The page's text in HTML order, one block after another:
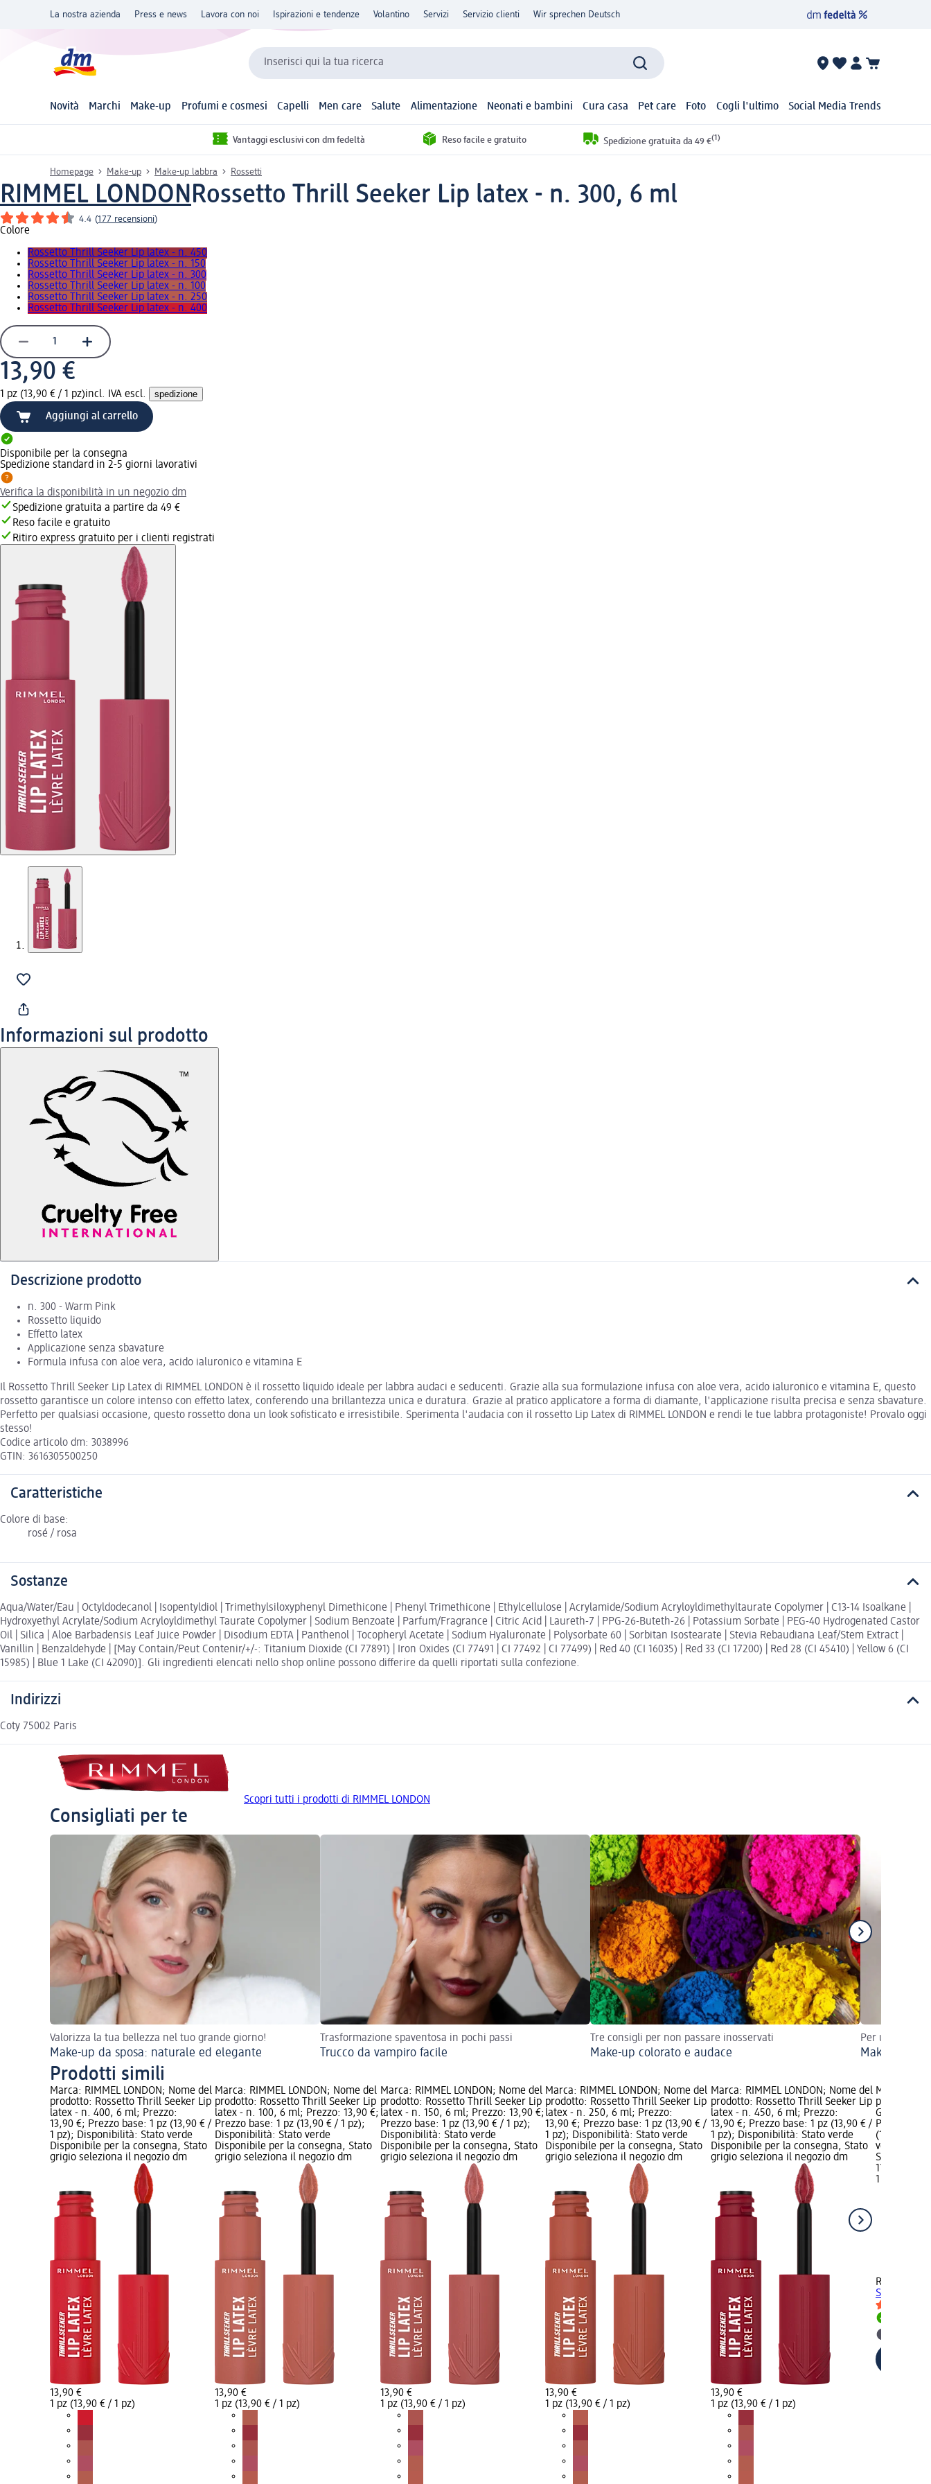
La nostra azienda Press e news Lavora con noi Ispirazioni e tendenze Volantino Servizi Servizio clienti Wir sprechen Deutsch
Inserisci qui la tua ricerca
Novità Marchi Make-up Profumi e cosmesi Capelli Men care Salute Alimentazione Neonati e bambini Cura casa Pet care Foto Cogli l'ultimo Social Media Trends
Vantaggi esclusivi con dm fedeltà Reso facile e gratuito Spedizione gratuita da 49 €(1)
Homepage Make-up Make-up labbra Rossetti
RIMMEL LONDONRossetto Thrill Seeker Lip latex - n. 300, 6 ml
4.4 (177 recensioni)
Colore
Rossetto Thrill Seeker Lip latex - n. 450
Rossetto Thrill Seeker Lip latex - n. 150
Rossetto Thrill Seeker Lip latex - n. 300
Rossetto Thrill Seeker Lip latex - n. 100
Rossetto Thrill Seeker Lip latex - n. 250
Rossetto Thrill Seeker Lip latex - n. 400
13,90 €
1 pz (13,90 € / 1 pz)incl. IVA escl. spedizione
Aggiungi al carrello
Disponibile per la consegna
Spedizione standard in 2-5 giorni lavorativi
Verifica la disponibilità in un negozio dm
Spedizione gratuita a partire da 49 €
Reso facile e gratuito
Ritiro express gratuito per i clienti registrati
Informazioni sul prodotto
Descrizione prodotto
n. 300 - Warm Pink
Rossetto liquido
Effetto latex
Applicazione senza sbavature
Formula infusa con aloe vera, acido ialuronico e vitamina E
Il Rossetto Thrill Seeker Lip Latex di RIMMEL LONDON è il rossetto liquido ideale per labbra audaci e seducenti. Grazie alla sua formulazione infusa con aloe vera, acido ialuronico e vitamina E, questo
rossetto garantisce un colore intenso con effetto latex, conferendo una brillantezza unica e duratura. Grazie al pratico applicatore a forma di diamante, l'applicazione risulta precisa e senza sbavature.
Perfetto per qualsiasi occasione, questo rossetto dona un look sofisticato e irresistibile. Sperimenta l'audacia con il rossetto Lip Latex di RIMMEL LONDON e rendi le tue labbra protagoniste! Provalo oggi
stesso!
Codice articolo dm: 3038996
GTIN: 3616305500250
Caratteristiche
Colore di base:
rosé / rosa
Sostanze
Aqua/Water/Eau | Octyldodecanol | Isopentyldiol | Trimethylsiloxyphenyl Dimethicone | Phenyl Trimethicone | Ethylcellulose | Acrylamide/Sodium Acryloyldimethyltaurate Copolymer | C13-14 Isoalkane |
Hydroxyethyl Acrylate/Sodium Acryloyldimethyl Taurate Copolymer | Sodium Benzoate | Parfum/Fragrance | Citric Acid | Laureth-7 | PPG-26-Buteth-26 | Potassium Sorbate | PEG-40 Hydrogenated Castor
Oil | Silica | Aloe Barbadensis Leaf Juice Powder | Disodium EDTA | Panthenol | Tocopheryl Acetate | Sodium Hyaluronate | Polysorbate 60 | Sorbitan Isostearate | Stevia Rebaudiana Leaf/Stem Extract |
Vanillin | Benzaldehyde | [May Contain/Peut Contenir/+/-: Titanium Dioxide (CI 77891) | Iron Oxides (CI 77491 | CI 77492 | CI 77499) | Red 40 (CI 16035) | Red 33 (CI 17200) | Red 28 (CI 45410) | Yellow 6 (CI
15985) | Blue 1 Lake (CI 42090)]. Gli ingredienti elencati nello shop online possono differire da quelli riportati sulla confezione.
Indirizzi
Coty 75002 Paris
Scopri tutti i prodotti di RIMMEL LONDON
Consigliati per te
Valorizza la tua bellezza nel tuo grande giorno!
Make-up da sposa: naturale ed elegante
Trasformazione spaventosa in pochi passi
Trucco da vampiro facile
Tre consigli per non passare inosservati
Make-up colorato e audace
Per un trucco
Make-up a
Prodotti simili
Marca: RIMMEL LONDON; Nome del
prodotto: Rossetto Thrill Seeker Lip
latex - n. 400, 6 ml; Prezzo:
13,90 €; Prezzo base: 1 pz (13,90 € /
1 pz); Disponibilità: Stato verde
Disponibile per la consegna, Stato
grigio seleziona il negozio dm
13,90 €
1 pz (13,90 € / 1 pz)
Marca: RIMMEL LONDON; Nome del
prodotto: Rossetto Thrill Seeker Lip
latex - n. 100, 6 ml; Prezzo: 13,90 €;
Prezzo base: 1 pz (13,90 € / 1 pz);
Disponibilità: Stato verde
Disponibile per la consegna, Stato
grigio seleziona il negozio dm
13,90 €
1 pz (13,90 € / 1 pz)
Marca: RIMMEL LONDON; Nome del
prodotto: Rossetto Thrill Seeker Lip
latex - n. 150, 6 ml; Prezzo: 13,90 €;
Prezzo base: 1 pz (13,90 € / 1 pz);
Disponibilità: Stato verde
Disponibile per la consegna, Stato
grigio seleziona il negozio dm
13,90 €
1 pz (13,90 € / 1 pz)
Marca: RIMMEL LONDON; Nome del
prodotto: Rossetto Thrill Seeker Lip
latex - n. 250, 6 ml; Prezzo:
13,90 €; Prezzo base: 1 pz (13,90 € /
1 pz); Disponibilità: Stato verde
Disponibile per la consegna, Stato
grigio seleziona il negozio dm
13,90 €
1 pz (13,90 € / 1 pz)
Marca: RIMMEL LONDON; Nome del
prodotto: Rossetto Thrill Seeker Lip
latex - n. 450, 6 ml; Prezzo:
13,90 €; Prezzo base: 1 pz (13,90 € /
1 pz); Disponibilità: Stato verde
Disponibile per la consegna, Stato
grigio seleziona il negozio dm
13,90 €
1 pz (13,90 € / 1 pz)
Marca:
prodotto:
Glassy
Prezzo:
(11,90 € / 1
verde
Stato
11,90 €
1 pz (11,90
RIMMEL
Seeker